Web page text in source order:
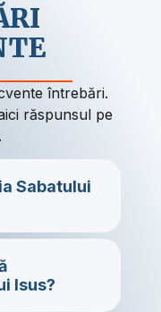
întrebări.
răspunsul pe
Sabatului
Isus?